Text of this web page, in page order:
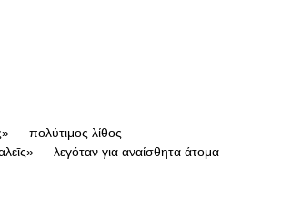
— πολύτιμος λίθος
— λεγόταν για αναίσθητα άτομα